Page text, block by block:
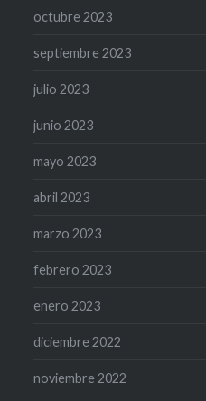
octubre 2023
septiembre 2023
julio 2023
junio 2023
mayo 2023
abril 2023
marzo 2023
febrero 2023
enero 2023
diciembre 2022
noviembre 2022